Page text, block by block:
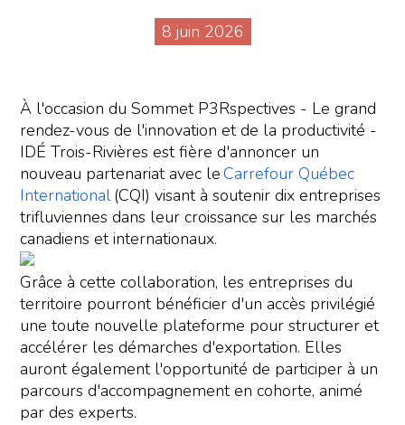
8 juin 2026
À l'occasion du Sommet P3Rspectives - Le grand
rendez-vous de l'innovation et de la productivité -
IDÉ Trois-Rivières est fière d'annoncer un
nouveau partenariat avec leCarrefour Québec
International(CQI) visant à soutenir dix entreprises
trifluviennes dans leur croissance sur les marchés
canadiens et internationaux.
Grâce à cette collaboration, les entreprises du
territoire pourront bénéficier d'un accès privilégié
une toute nouvelle plateforme pour structurer et
accélérer les démarches d'exportation. Elles
auront également l'opportunité de participer à un
parcours d'accompagnement en cohorte, animé
par des experts.